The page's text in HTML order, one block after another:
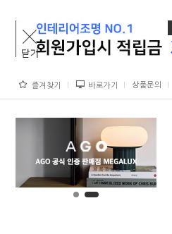
즐겨찾기 바로가기 상품문의